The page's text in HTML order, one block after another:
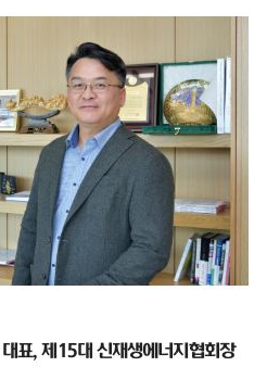
표, 제15대 신재생에너지협회장